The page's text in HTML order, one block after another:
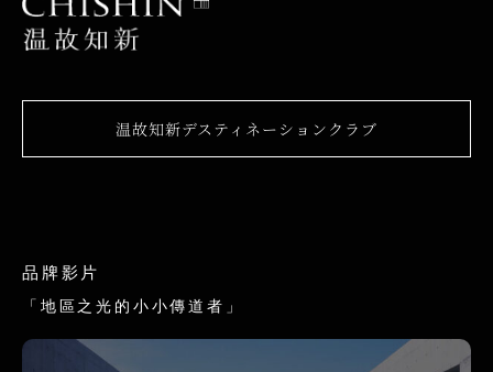
温故知新デスティネーションクラブ
品牌影片
「地區之光的小小傳道者」